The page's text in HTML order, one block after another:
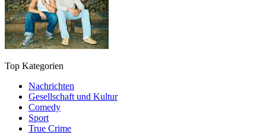
Top Kategorien
Nachrichten
Gesellschaft und Kultur
Comedy
Sport
True Crime